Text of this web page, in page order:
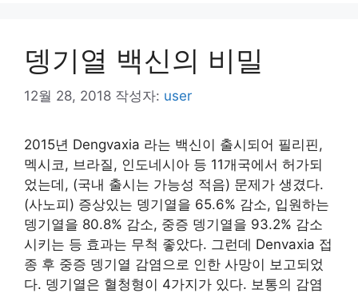
뎅기열 백신의 비밀
12월 28, 2018 작성자: user
2015년 Dengvaxia 라는 백신이 출시되어 필리핀,
멕시코, 브라질, 인도네시아 등 11개국에서 허가되
었는데, (국내 출시는 가능성 적음) 문제가 생겼다.
(사노피) 증상있는 뎅기열을 65.6% 감소, 입원하는
뎅기열을 80.8% 감소, 중증 뎅기열을 93.2% 감소
시키는 등 효과는 무척 좋았다. 그런데 Denvaxia 접
종 후 중증 뎅기열 감염으로 인한 사망이 보고되었
다. 뎅기열은 혈청형이 4가지가 있다. 보통의 감염